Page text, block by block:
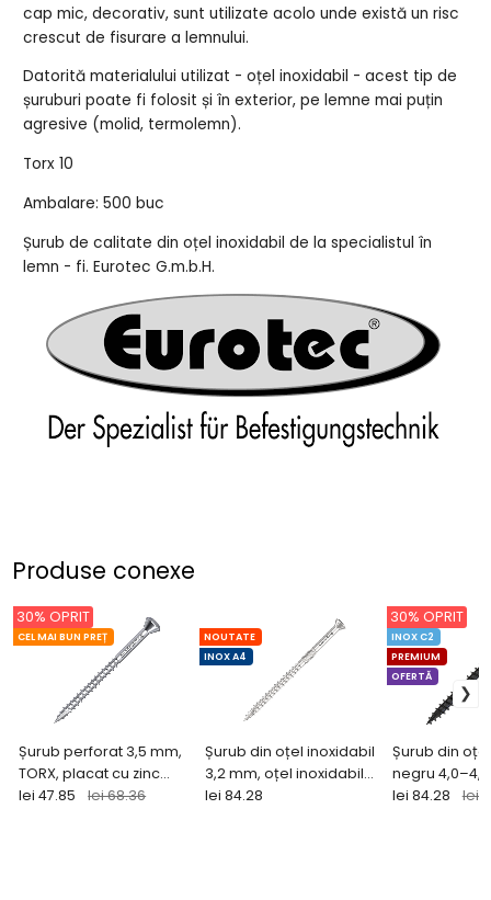
cap mic, decorativ, sunt utilizate acolo unde există un risc
crescut de fisurare a lemnului.
Datorită materialului utilizat - oțel inoxidabil - acest tip de
șuruburi poate fi folosit și în exterior, pe lemne mai puțin
agresive (molid, termolemn).
Torx 10
Ambalare: 500 buc
Șurub de calitate din oțel inoxidabil de la specialistul în
lemn - fi. Eurotec G.m.b.H.
Produse conexe
Șurub perforat 3,5 mm,
TORX, placat cu zinc
(200 buc)
CEL MAI BUN PREȚ
30% OPRIT
lei 47.85 lei 68.36
Șurub din oțel inoxidabil
3,2 mm, oțel inoxidabil
A4 (200 buc)
NOUTATE
INOX A4
lei 84.28
Șurub din
negru
buc. + bit)
INOX C2
PREMIUM
OFERTĂ
30% OPRIT
lei 84.28 lei